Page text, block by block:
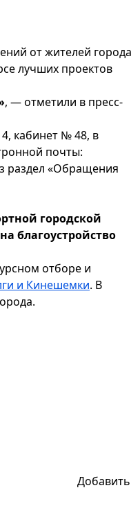
от жителей города
лучших проектов
, — отметили в пресс-
кабинет № 48, в
почты:
раздел «Обращения
городской
благоустройство
отборе и
и Кинешемки. В
Добавить